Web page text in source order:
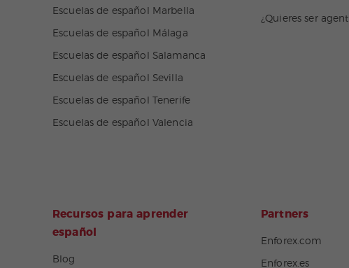
Escuelas de español Marbella
Escuelas de español Málaga
Escuelas de español Salamanca
Escuelas de español Sevilla
Escuelas de español Tenerife
Escuelas de español Valencia
¿Quieres ser
Recursos para aprender
español
Blog
Partners
Enforex.com
Enforex.es